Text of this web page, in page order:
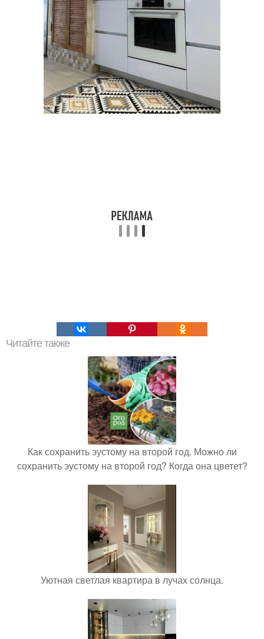
Читайте также
Как сохранить эустому на второй год. Можно ли
сохранить эустому на второй год? Когда она цветет?
Уютная светлая квартира в лучах солнца.